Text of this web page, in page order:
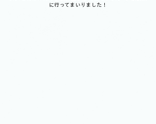
に行ってまいりました！